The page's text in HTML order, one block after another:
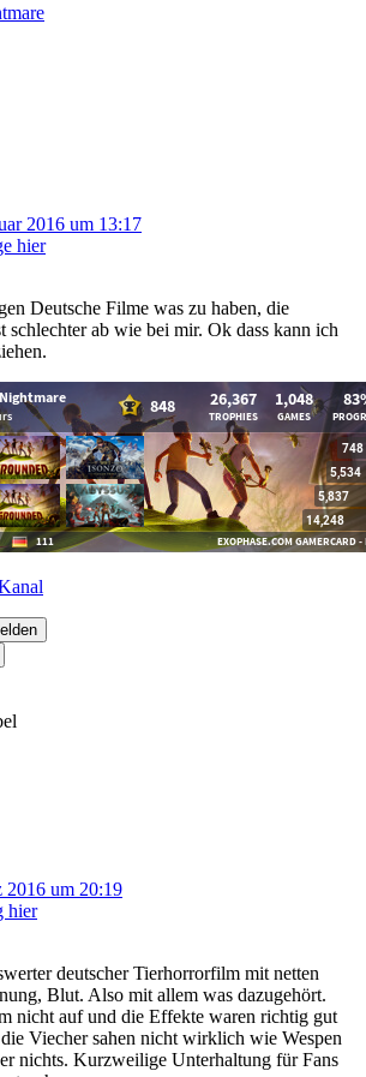
2016 um 13:17
hier
Deutsche Filme was zu haben, die
schlechter ab wie bei mir. Ok dass kann ich
2016 um 20:19
hier
deutscher Tierhorrorfilm mit netten
Blut. Also mit allem was dazugehört.
nicht auf und die Effekte waren richtig gut
Viecher sahen nicht wirklich wie Wespen
nichts. Kurzweilige Unterhaltung für Fans